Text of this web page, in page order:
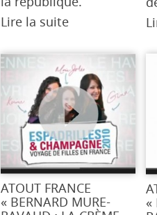
Lire la suite
ATOUT FRANCE
« BERNARD MURE- «